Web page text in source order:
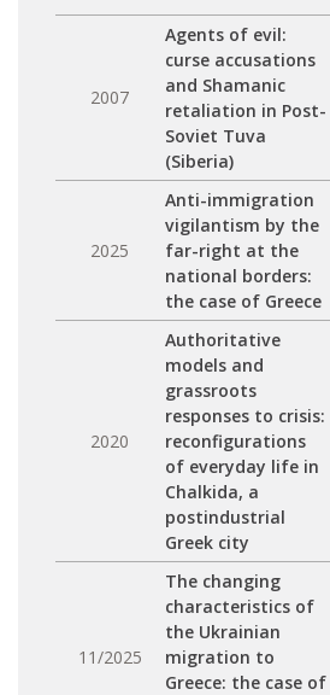
2007
Agents of evil:
curse accusations
and Shamanic
retaliation in Post-
Soviet Tuva
(Siberia)
2025
Anti-immigration
vigilantism by the
far-right at the
national borders:
the case of Greece
2020
Authoritative
models and
grassroots
responses to crisis:
reconfigurations
of everyday life in
Chalkida, a
postindustrial
Greek city
11/2025
The changing
characteristics of
the Ukrainian
migration to
Greece: the case of